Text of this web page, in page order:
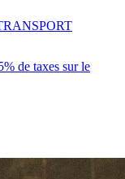
de taxes sur le